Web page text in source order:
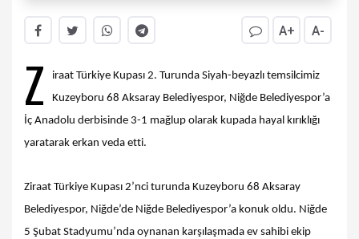
A+ A-
Z
iraat Türkiye Kupası 2. Turunda Siyah-beyazlı temsilcimiz
Kuzeyboru 68 Aksaray Belediyespor, Niğde Belediyespor’a
İç Anadolu derbisinde 3-1 mağlup olarak kupada hayal kırıklığı
yaratarak erkan veda etti.
Ziraat Türkiye Kupası 2’nci turunda Kuzeyboru 68 Aksaray
Belediyespor, Niğde’de Niğde Belediyespor’a konuk oldu. Niğde
5 Şubat Stadyumu’nda oynanan karşılaşmada ev sahibi ekip